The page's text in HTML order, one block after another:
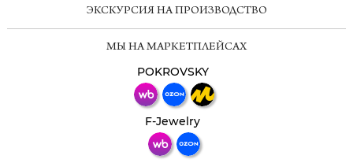
ЭКСКУРСИЯ НА ПРОИЗВОДСТВО
МЫ НА МАРКЕТПЛЕЙСАХ
POKROVSKY
F-Jewelry